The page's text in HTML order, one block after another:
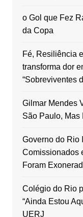
o Gol que Fez
da Copa
Fé, Resiliência
transforma dor
“Sobreviventes
Gilmar Mendes
São Paulo, Mas
Governo do Rio
Comissionados
Foram
Colégio do Rio
“Ainda Estou
UERJ